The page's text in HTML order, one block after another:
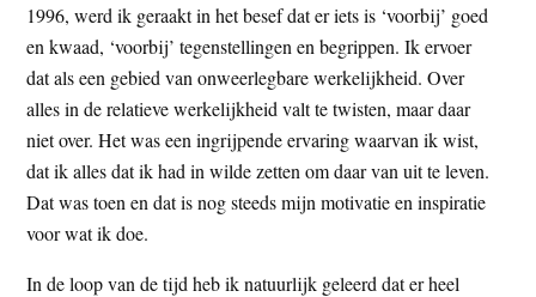
1996, werd ik geraakt in het besef dat er iets is ‘voorbij’ goed
en kwaad, ‘voorbij’ tegenstellingen en begrippen. Ik ervoer
dat als een gebied van onweerlegbare werkelijkheid. Over
alles in de relatieve werkelijkheid valt te twisten, maar daar
niet over. Het was een ingrijpende ervaring waarvan ik wist,
dat ik alles dat ik had in wilde zetten om daar van uit te leven.
Dat was toen en dat is nog steeds mijn motivatie en inspiratie
voor wat ik doe.
In de loop van de tijd heb ik natuurlijk geleerd dat er heel